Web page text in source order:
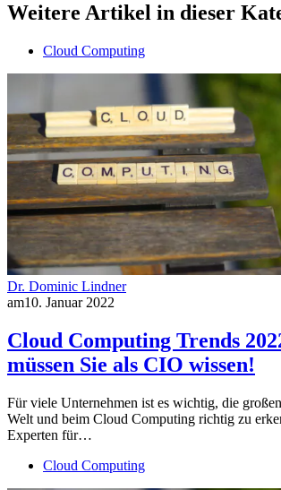
Weitere Artikel in dieser
Cloud Computing
Dr. Dominic Lindner
am10. Januar 2022
Cloud Computing Trends
müssen Sie als CIO wissen!
Für viele Unternehmen ist es wichtig, die
Welt und beim Cloud Computing richtig zu
Experten für…
Cloud Computing